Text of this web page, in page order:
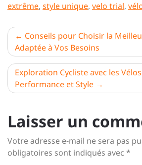
extrême, style unique, velo trial,
Navigation
de
l’article
Conseils pour Choisir la
Adaptée à Vos Besoins
Exploration Cycliste avec les
Performance et Style
Laisser un
Votre adresse e-mail ne sera pas
obligatoires sont indiqués avec *